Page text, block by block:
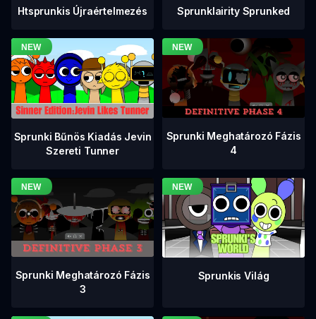
Htsprunkis Újraértelmezés Sprunklairity Sprunked
Sprunki Bűnös Kiadás Jevin
Szereti Tunner
Sprunki Meghatározó Fázis
4
Sprunki Meghatározó Fázis
3
Sprunkis Világ